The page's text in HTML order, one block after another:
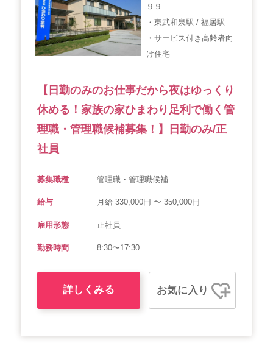
９９
・東武和泉駅 / 福居駅
・サービス付き高齢者向
け住宅
【日勤のみのお仕事だから夜はゆっくり
休める！家族の家ひまわり足利で働く管
理職・管理職候補募集！】日勤のみ/正
社員
募集職種 管理職・管理職候補
給与 月給 330,000円 〜 350,000円
雇用形態 正社員
勤務時間 8:30〜17:30
詳しくみる お気に入り